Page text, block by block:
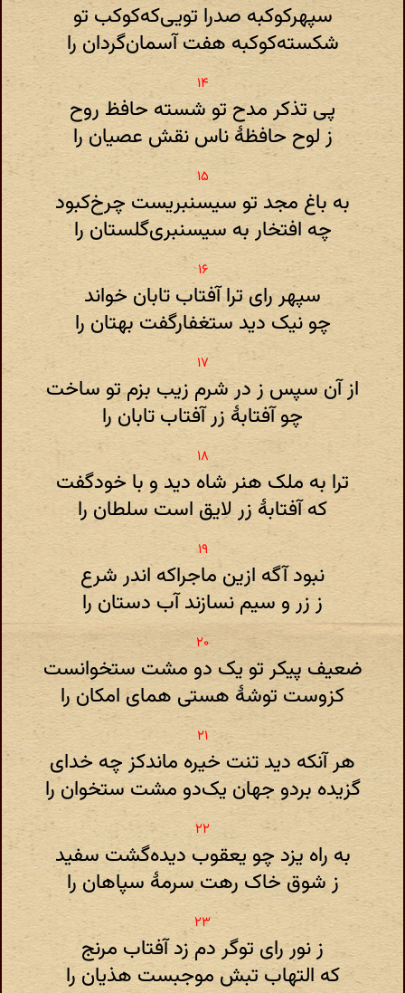
سپهرکوکبه صدرا تویی‌که‌کوکب تو
شکسته‌کوکبه هفت آسمان‌گردان را
پی تذکر مدح تو شسته حافظ روح
ز لوح حافظهٔ ناس نقش عصیان را
به باغ مجد تو سیسنبریست چرخ‌کبود
چه افتخار به سیسنبری‌گلستان را
سپهر رای ترا آفتاب تابان خواند
چو نیک دید ستغفارگفت بهتان را
از آن سپس ز در شرم زیب بزم تو ساخت
چو آفتابهٔ زر آفتاب تابان را
ترا به ملک هنر شاه دید و با خودگفت
که آفتابهٔ زر لایق است سلطان را
نبود آگه ازین ماجراکه اندر شرع
ز زر و سیم نسازند آب دستان را
ضعیف پیکر تو یک دو مشت ستخوانست
کزوست توشهٔ هستی همای امکان را
هر آنکه دید تنت خیره ماندکز چه خدای
گزیده بردو جهان یک‌دو مشت ستخوان را
به راه یزد چو یعقوب دیده‌گشت سفید
ز شوق خاک رهت سرمهٔ سپاهان را
ز نور رای توگر دم زد آفتاب مرنج
که التهاب تبش موجبست هذیان را